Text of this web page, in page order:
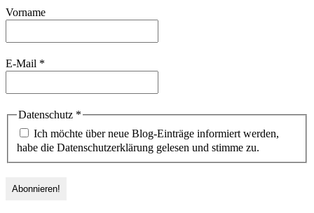
Vorname
E-Mail *
Datenschutz *
Ich möchte über neue Blog-Einträge informiert werden,
habe die Datenschutzerklärung gelesen und stimme zu.